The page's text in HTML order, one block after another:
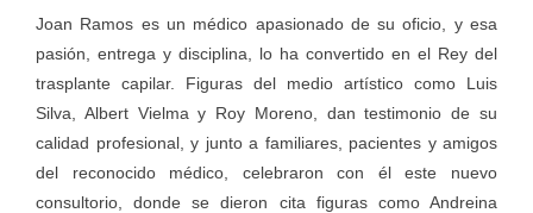
Joan Ramos es un médico apasionado de su oficio, y esa
pasión, entrega y disciplina, lo ha convertido en el Rey del
trasplante capilar. Figuras del medio artístico como Luis
Silva, Albert Vielma y Roy Moreno, dan testimonio de su
calidad profesional, y junto a familiares, pacientes y amigos
del reconocido médico, celebraron con él este nuevo
consultorio, donde se dieron cita figuras como Andreina